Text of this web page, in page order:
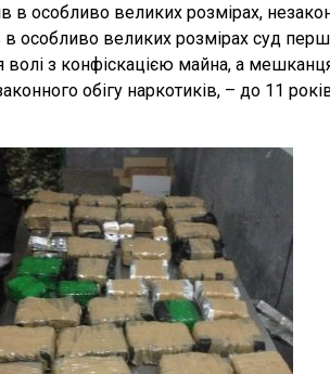
в особливо великих розмірах,
особливо великих розмірах суд
волі з конфіскацією майна, а
обігу наркотиків, – до 11